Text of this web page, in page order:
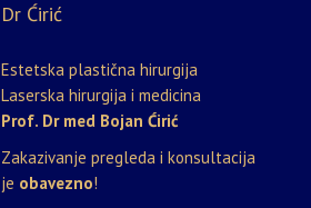
Dr Ćirić
Estetska plastična hirurgija
Laserska hirurgija i medicina
Prof. Dr med Bojan Ćirić
Zakazivanje pregleda i konsultacija
je obavezno!